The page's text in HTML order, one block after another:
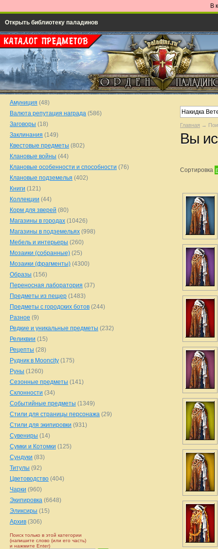
В
Открыть библиотеку паладинов
Главная →
Вы
Сортировка
Амуниция (48)
Валюта репутация награда (586)
Заговоры (18)
Заклинания (149)
Квестовые предметы (802)
Клановые войны (44)
Клановые особенности и способности (76)
Клановые подземелья (402)
Книги (121)
Коллекции (44)
Корм для зверей (80)
Магазины в городах (10426)
Магазины в подземельях (998)
Мебель и интерьеры (260)
Мозаики (собранные) (25)
Мозаики (фрагменты) (4300)
Образы (156)
Переносная лаборатория (37)
Предметы из пещер (1483)
Предметы с городских ботов (244)
Разное (9)
Редкие и уникальные предметы (232)
Реликвии (15)
Рецепты (28)
Рудник в Mooncity (175)
Руны (1260)
Сезонные предметы (141)
Склонности (34)
Событийные предметы (1349)
Стили для страницы персонажа (29)
Стили для экипировки (931)
Сувениры (14)
Сумки и Котомки (125)
Сундуки (83)
Титулы (92)
Цветоводство (404)
Чарки (960)
Экипировка (6648)
Эликсиры (15)
Архив (306)
Поиск только в этой категории
(напишите слово (или его часть)
и нажмите Enter)